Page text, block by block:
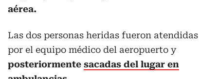
aérea.
Las dos personas heridas fueron atendidas
por el equipo médico del aeropuerto y
posteriormente sacadas del lugar en